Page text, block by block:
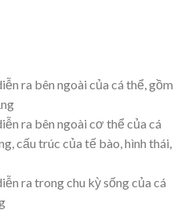
ra bên ngoài của cá thể, gồm
ra bên ngoài cơ thể của cá
cấu trúc của tế bào, hình thái,
ra trong chu kỳ sống của cá